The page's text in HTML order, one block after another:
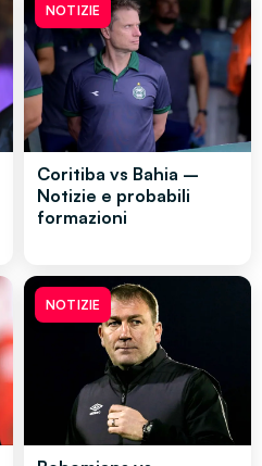
NOTIZIE
Coritiba vs Bahia –
Notizie e probabili
formazioni
NOTIZIE